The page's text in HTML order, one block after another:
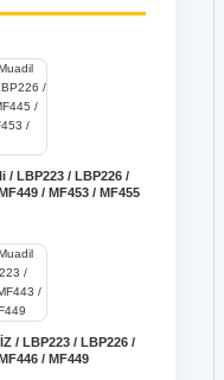
/ LBP223 / LBP226 /
/ MF453 / MF455
/ LBP223 / LBP226 /
/ MF449